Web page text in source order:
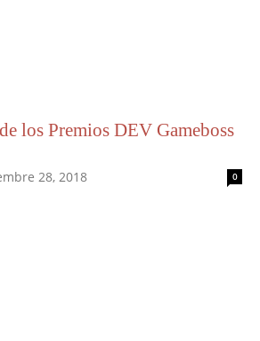
los Premios DEV Gameboss
28, 2018 0